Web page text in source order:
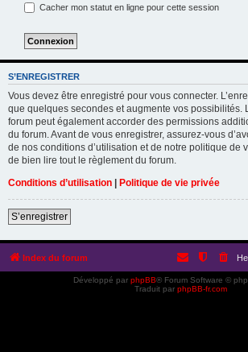
Cacher mon statut en ligne pour cette session
S’ENREGISTRER
Vous devez être enregistré pour vous connecter.
que quelques secondes et augmente vos possibilités.
forum peut également accorder des permissions
du forum. Avant de vous enregistrer, assurez-vous
de nos conditions d’utilisation et de notre politique de
de bien lire tout le règlement du forum.
Conditions d’utilisation | Politique de vie privée
S’enregistrer
Index du forum
Développé par phpBB® Forum Software ©
Traduit par phpBB-fr.com